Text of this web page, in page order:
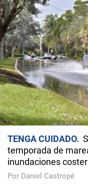
TENGA CUIDADO
temporada de
inundaciones
Por Daniel Castropé